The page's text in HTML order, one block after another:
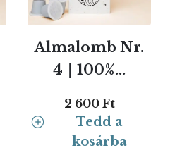
Almalomb Nr.
4 ∣ 100%...
2 600 Ft
Tedd a
kosárba